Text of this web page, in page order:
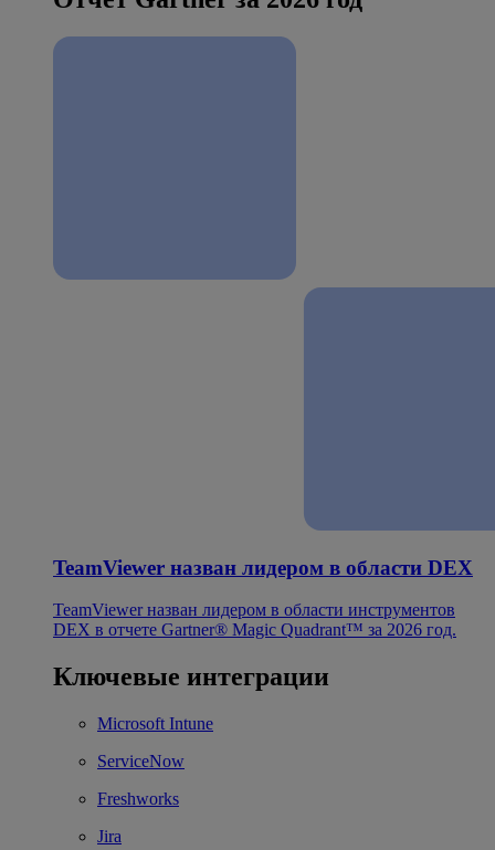
TeamViewer назван лидером в области DEX
TeamViewer назван лидером в области инструментов
DEX в отчете Gartner® Magic Quadrant™ за 2026 год.
Ключевые интеграции
Microsoft Intune
ServiceNow
Freshworks
Jira